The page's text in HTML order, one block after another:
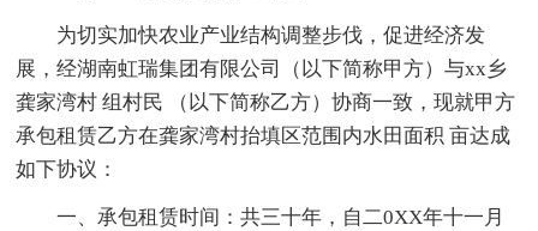
为切实加快农业产业结构调整步伐，促进经济发
展，经湖南虹瑞集团有限公司（以下简称甲方）与xx乡
龚家湾村 组村民 （以下简称乙方）协商一致，现就甲方
承包租赁乙方在龚家湾村抬填区范围内水田面积 亩达成
如下协议：
一、承包租赁时间：共三十年，自二0XX年十一月